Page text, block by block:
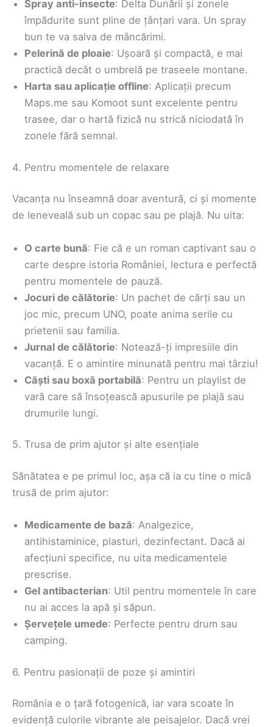
Spray anti-insecte: Delta Dunării și zonele
împădurite sunt pline de țânțari vara. Un spray
bun te va salva de mâncărimi.
Pelerină de ploaie: Ușoară și compactă, e mai
practică decât o umbrelă pe traseele montane.
Harta sau aplicație offline: Aplicații precum
Maps.me sau Komoot sunt excelente pentru
trasee, dar o hartă fizică nu strică niciodată în
zonele fără semnal.
4. Pentru momentele de relaxare
Vacanța nu înseamnă doar aventură, ci și momente
de leneveală sub un copac sau pe plajă. Nu uita:
O carte bună: Fie că e un roman captivant sau o
carte despre istoria României, lectura e perfectă
pentru momentele de pauză.
Jocuri de călătorie: Un pachet de cărți sau un
joc mic, precum UNO, poate anima serile cu
prietenii sau familia.
Jurnal de călătorie: Notează-ți impresiile din
vacanță. E o amintire minunată pentru mai târziu!
Căști sau boxă portabilă: Pentru un playlist de
vară care să însoțească apusurile pe plajă sau
drumurile lungi.
5. Trusa de prim ajutor și alte esențiale
Sănătatea e pe primul loc, așa că ia cu tine o mică
trusă de prim ajutor:
Medicamente de bază: Analgezice,
antihistaminice, plasturi, dezinfectant. Dacă ai
afecțiuni specifice, nu uita medicamentele
prescrise.
Gel antibacterian: Util pentru momentele în care
nu ai acces la apă și săpun.
Șervețele umede: Perfecte pentru drum sau
camping.
6. Pentru pasionații de poze și amintiri
România e o țară fotogenică, iar vara scoate în
evidență culorile vibrante ale peisajelor. Dacă vrei